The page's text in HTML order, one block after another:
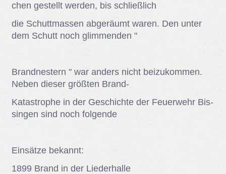
chen ge­stellt wer­den, bis schließ­lich
die Schutt­mas­sen ab­ge­räumt wa­ren. Den un­ter
dem Schutt noch glim­men­den "
Brand­nes­tern " war an­ders nicht bei­zu­kom­men.
Ne­ben die­ser größ­ten Brand-
Ka­ta­stro­phe in der Ge­schich­te der Feu­er­wehr Bis­
sin­gen sind noch fol­gen­de
Ein­sät­ze be­kannt:
1899 Brand in der Lie­der­hal­le